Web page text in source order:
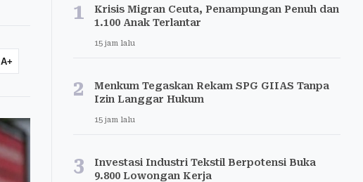
A+
1
Krisis Migran Ceuta, Penampungan Penuh dan
1.100 Anak Terlantar
15 jam lalu
2
Menkum Tegaskan Rekam SPG GIIAS Tanpa
Izin Langgar Hukum
15 jam lalu
3
Investasi Industri Tekstil Berpotensi Buka
9.800 Lowongan Kerja